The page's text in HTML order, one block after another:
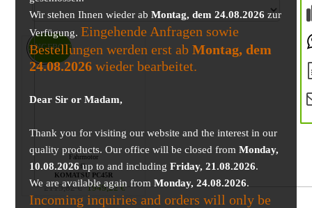
Wir stehen Ihnen wieder abMontag, dem 24.08.2026 zur
Verfügung. Eingehende Anfragen sowie
Bestellungen werden erst abMontag, dem
24.08.2026 wieder bearbeitet.
Dear Sir or Madam,
Thank you for visiting our website and the interest in our
quality products. Our office will be closed fromMonday,
10.08.2026up to and includingFriday, 21.08.2026.
We are available again fromMonday, 24.08.2026.
Incoming inquiries and orders will only be
Fahrmotor
für
KOMATSU PC45R
2115,82€ 1949,22€
ANGEBOT!